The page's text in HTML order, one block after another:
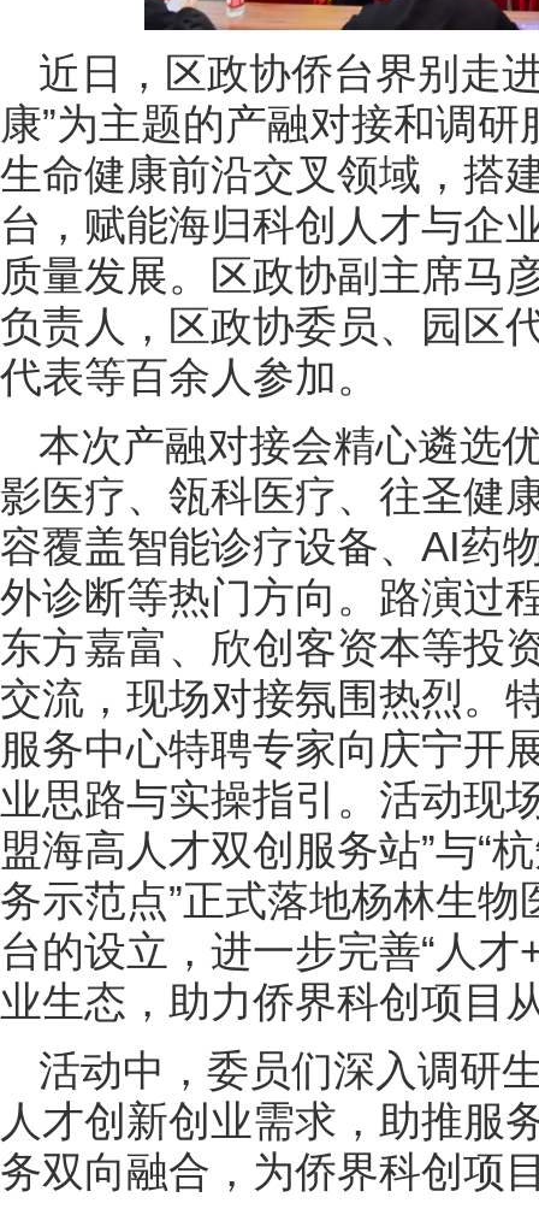
近日，区政协侨台界别走
康”为主题的产融对接和调
生命健康前沿交叉领域，搭
台，赋能海归科创人才与企
质量发展。区政协副主席马
负责人，区政协委员、园区
代表等百余人参加。
本次产融对接会精心遴选
影医疗、瓴科医疗、往圣健
容覆盖智能诊疗设备、AI药
外诊断等热门方向。路演过
东方嘉富、欣创客资本等投
交流，现场对接氛围热烈。
服务中心特聘专家向庆宁开
业思路与实操指引。活动现
盟海高人才双创服务站”与“
务示范点”正式落地杨林生
台的设立，进一步完善“人
业生态，助力侨界科创项目
活动中，委员们深入调研
人才创新创业需求，助推服
务双向融合，为侨界科创项